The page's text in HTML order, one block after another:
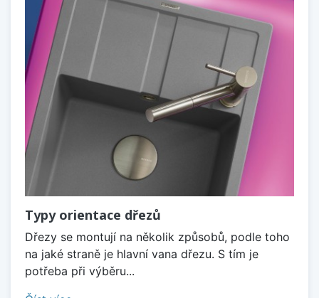
Typy orientace dřezů
Dřezy se montují na několik způsobů, podle toho
na jaké straně je hlavní vana dřezu. S tím je
potřeba při výběru...